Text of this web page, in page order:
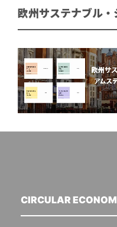
欧州サステナブル
CIRCULAR